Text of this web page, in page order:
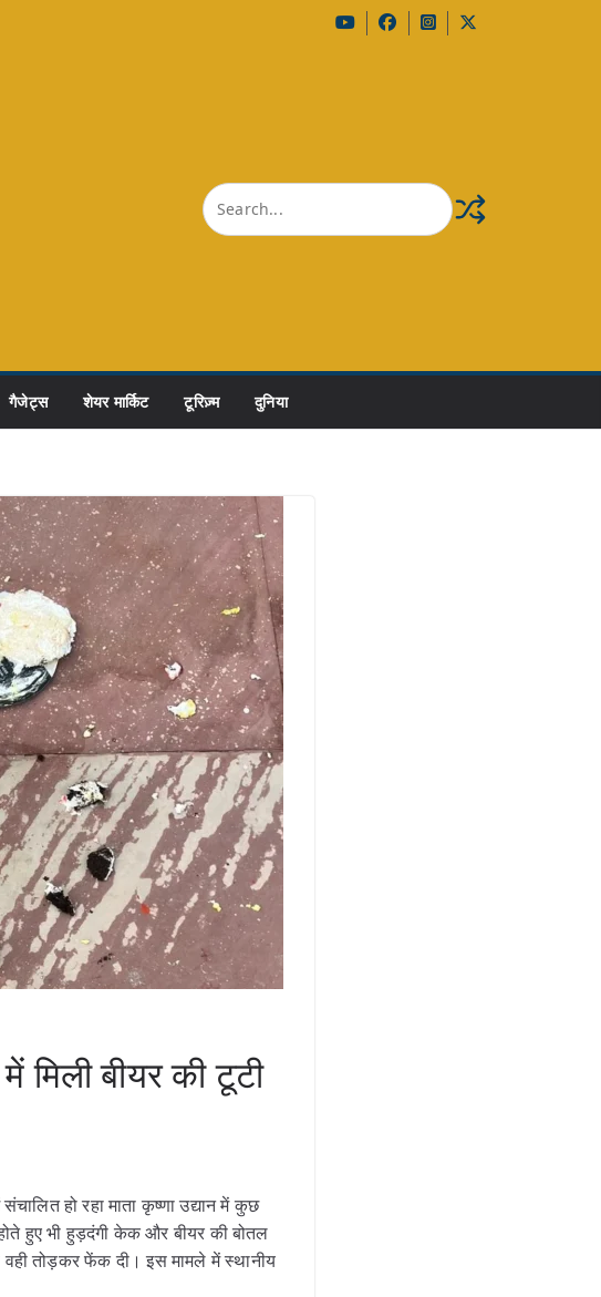
गैजेट्स शेयर मार्किट टूरिज़्म दुनिया
मिली बीयर की टूटी
हो रहा माता कृष्णा उद्यान में कुछ
हुए भी हुड़दंगी केक और बीयर की बोतल
तोड़कर फेंक दी। इस मामले में स्थानीय